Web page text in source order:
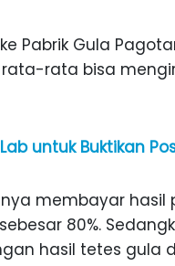
Pabrik Gula
rata bisa
untuk Buktikan
membayar hasil
80%.
hasil tetes gula